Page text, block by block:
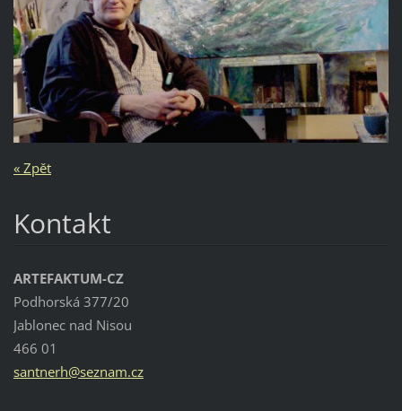
« Zpět
Kontakt
ARTEFAKTUM-CZ
Podhorská 377/20
Jablonec nad Nisou
466 01
santnerh@seznam.cz